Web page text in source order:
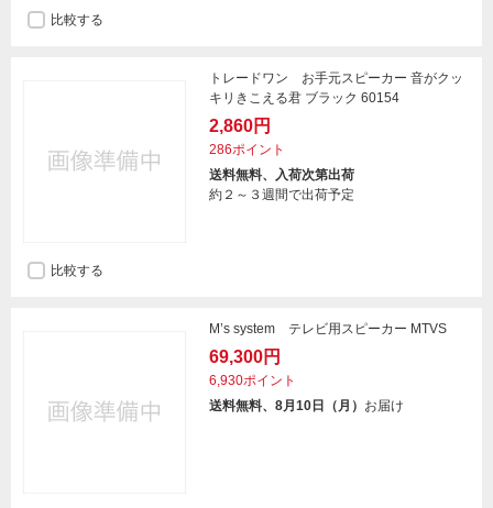
比較する
トレードワン お手元スピーカー 音がクッ
キリきこえる君 ブラック 60154
2,860円
286ポイント
送料無料、入荷次第出荷
約２～３週間で出荷予定
比較する
M’s system テレビ用スピーカー MTVS
69,300円
6,930ポイント
送料無料、8月10日（月） お届け